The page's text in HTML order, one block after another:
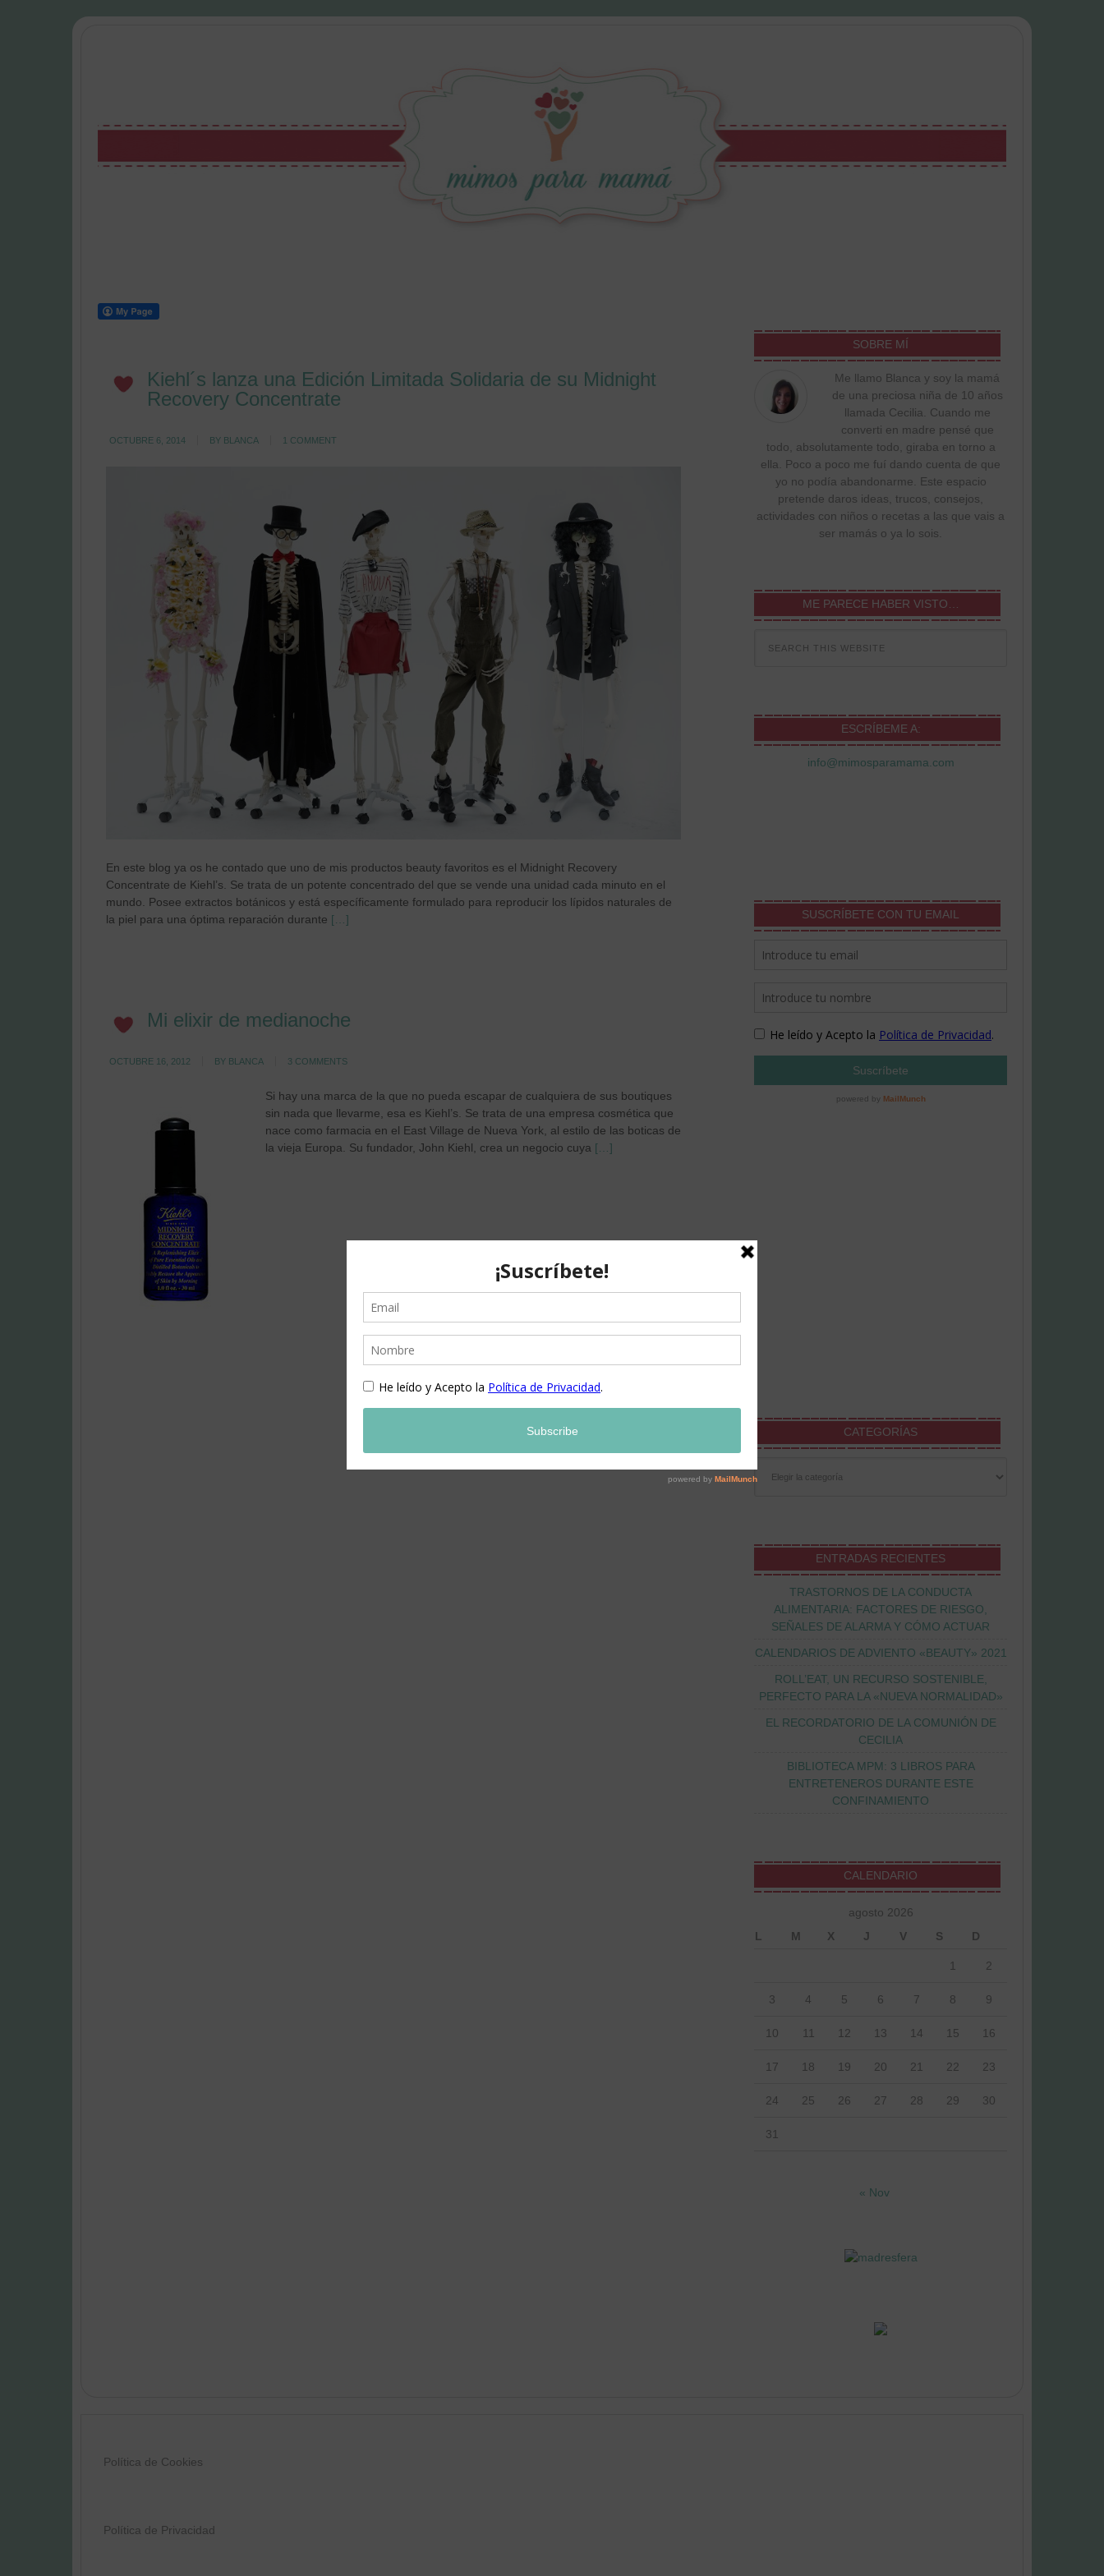
Kiehl´s lanza una Edición Limitada Solidaria de su Midnight
Recovery Concentrate
OCTUBRE 6, 2014 BY BLANCA 1 COMMENT
En este blog ya os he contado que uno de mis productos beauty favoritos es el Midnight Recovery
Concentrate de Kiehl’s. Se trata de un potente concentrado del que se vende una unidad cada minuto en el
mundo. Posee extractos botánicos y está específicamente formulado para reproducir los lípidos naturales de
la piel para una óptima reparación durante […]
Mi elixir de medianoche
OCTUBRE 16, 2012 BY BLANCA 3 COMMENTS
Si hay una marca de la que no pueda escapar de cualquiera de sus boutiques
sin nada que llevarme, esa es Kiehl’s. Se trata de una empresa cosmética que
nace como farmacia en el East Village de Nueva York, al estilo de las boticas de
la vieja Europa. Su fundador, John Kiehl, crea un negocio cuya […]
SOBRE MÍ
Me llamo Blanca y soy la mamá
de una preciosa niña de 10 años
llamada Cecilia. Cuando me
converti en madre pensé que
todo, absolutamente todo, giraba en torno a
ella. Poco a poco me fuí dando cuenta de que
yo no podía abandonarme. Este espacio
pretende daros ideas, trucos, consejos,
actividades con niños o recetas a las que vais a
ser mamás o ya lo sois.
ME PARECE HABER VISTO…
ESCRÍBEME A:
info@mimosparamama.com
SUSCRÍBETE CON TU EMAIL
CATEGORÍAS
ENTRADAS RECIENTES
TRASTORNOS DE LA CONDUCTA
ALIMENTARIA: FACTORES DE RIESGO,
SEÑALES DE ALARMA Y CÓMO ACTUAR
CALENDARIOS DE ADVIENTO «BEAUTY» 2021
ROLL’EAT, UN RECURSO SOSTENIBLE,
PERFECTO PARA LA «NUEVA NORMALIDAD»
EL RECORDATORIO DE LA COMUNIÓN DE
CECILIA
BIBLIOTECA MPM: 3 LIBROS PARA
ENTRETENEROS DURANTE ESTE
CONFINAMIENTO
CALENDARIO
agosto 2026
L
M X J V S D
1 2
3 4 5 6 7 8 9
10 11 12 13 14 15 16
17 18 19 20 21 22 23
24 25 26 27 28 29 30
31
« Nov
Política de Cookies
Política de Privacidad